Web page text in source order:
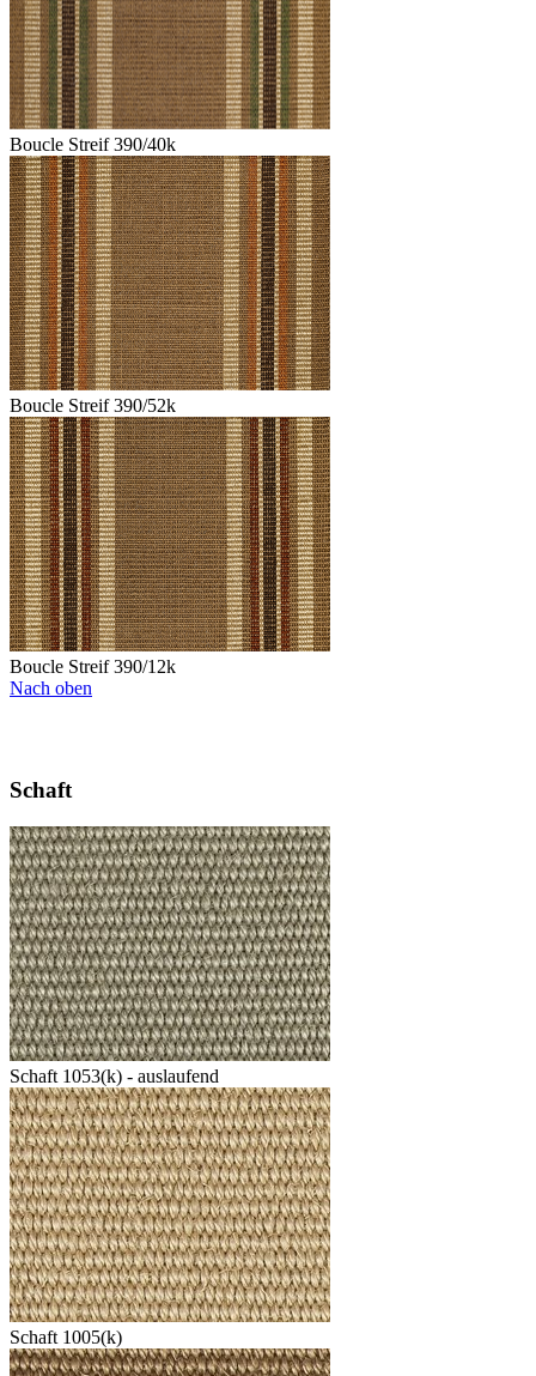
Boucle Streif 390/40k
Boucle Streif 390/52k
Boucle Streif 390/12k
Nach oben
Schaft
Schaft 1053(k) - auslaufend
Schaft 1005(k)